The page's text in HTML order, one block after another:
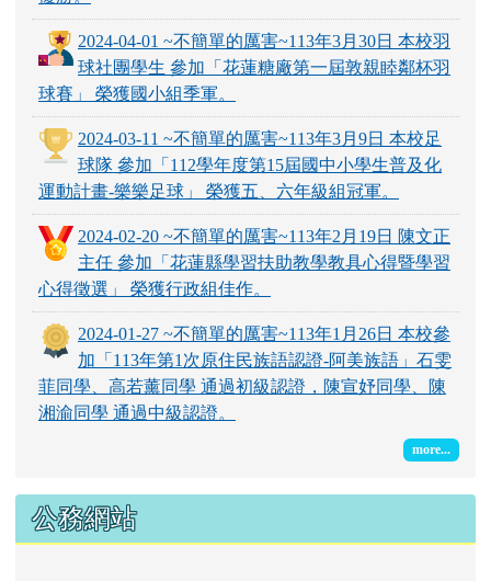
2024-04-01 ~不簡單的厲害~113年3月30日 本校羽
球社團學生 參加「花蓮糖廠第一屆敦親睦鄰杯羽
球賽」 榮獲國小組季軍。
2024-03-11 ~不簡單的厲害~113年3月9日 本校足
球隊 參加「112學年度第15屆國中小學生普及化
運動計畫-樂樂足球」 榮獲五、六年級組冠軍。
2024-02-20 ~不簡單的厲害~113年2月19日 陳文正
主任 參加「花蓮縣學習扶助教學教具心得暨學習
心得徵選」 榮獲行政組佳作。
2024-01-27 ~不簡單的厲害~113年1月26日 本校參
加「113年第1次原住民族語認證-阿美族語」石雯
菲同學、高若薰同學 通過初級認證，陳宣妤同學、陳
湘渝同學 通過中級認證。
more...
公務網站